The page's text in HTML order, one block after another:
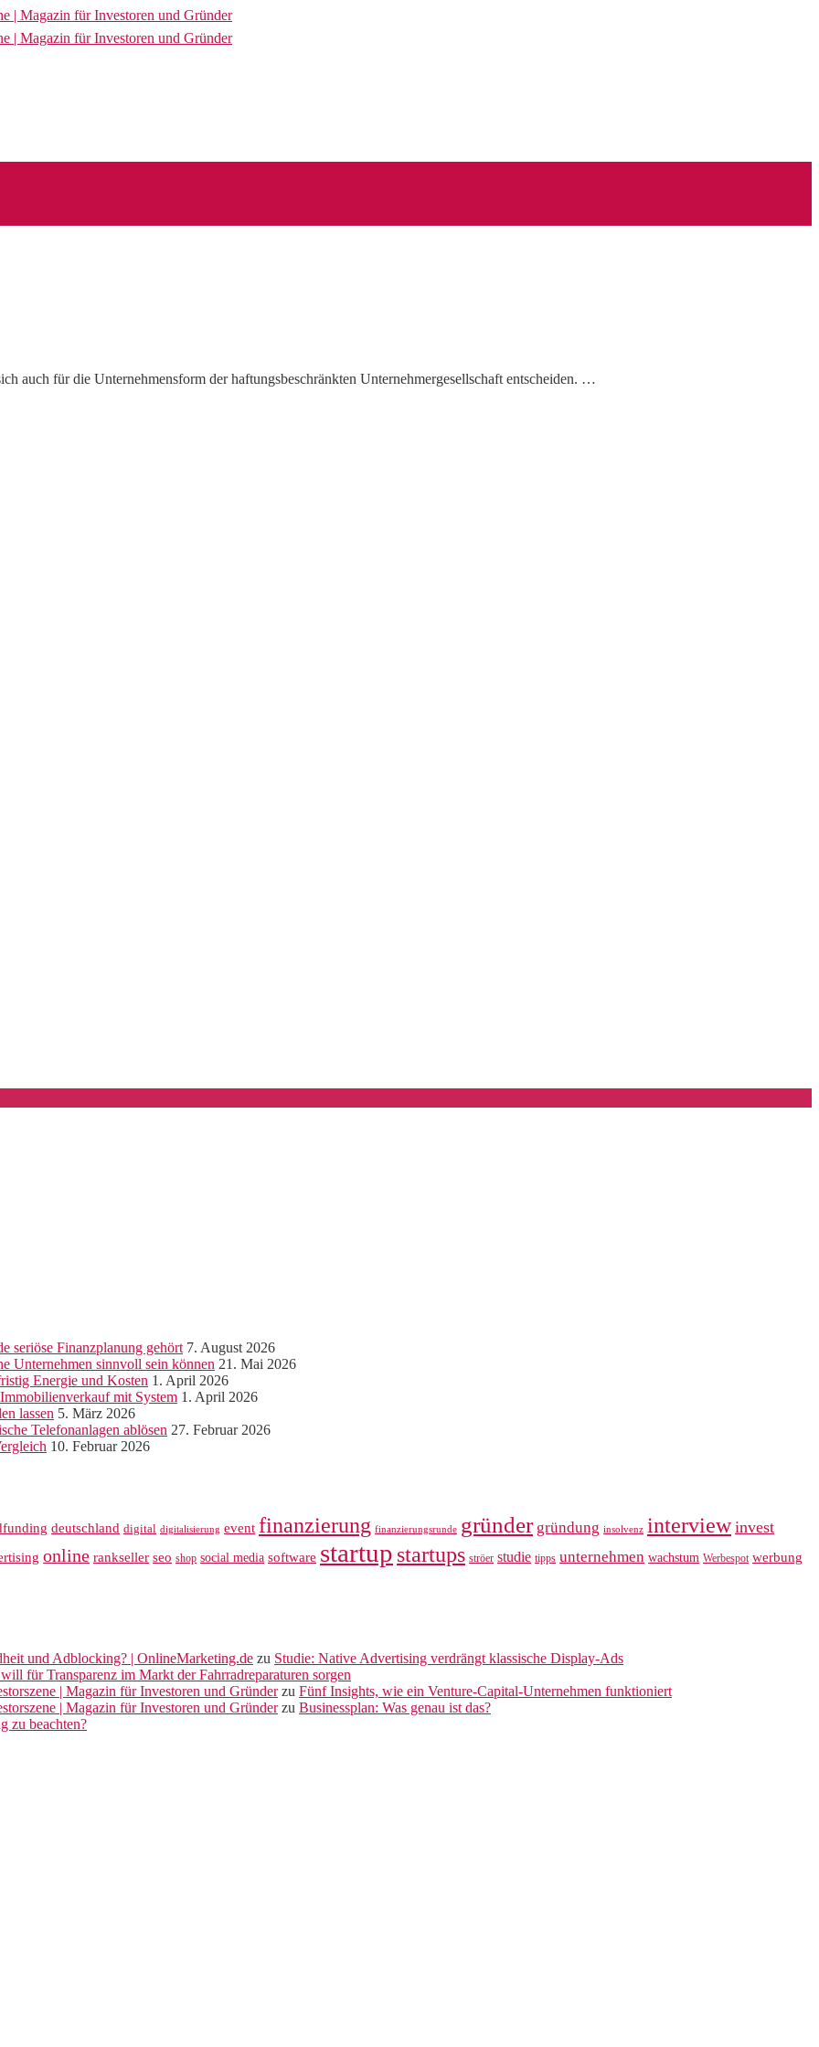
auch für die Unternehmensform der haftungsbeschränkten Unternehmergesellschaft entscheiden. …
seriöse Finanzplanung gehört 7. August 2026
Unternehmen sinnvoll sein können 21. Mai 2026
Energie und Kosten 1. April 2026
mit System 1. April 2026
lassen 5. März 2026
Telefonanlagen ablösen 27. Februar 2026
10. Februar 2026
deutschland digital digitalisierung event finanzierung finanzierungsrunde gründer gründung insolvenz interview invest
online rankseller seo shop social media software startup startups ströer studie tipps unternehmen wachstum Werbespot werbung
und Adblocking? | OnlineMarketing.de zu Studie: Native Advertising verdrängt klassische Display-Ads
für Transparenz im Markt der Fahrradreparaturen sorgen
| Magazin für Investoren und Gründerzu Fünf Insights, wie ein Venture-Capital-Unternehmen funktioniert
| Magazin für Investoren und Gründerzu Businessplan: Was genau ist das?
zu beachten?